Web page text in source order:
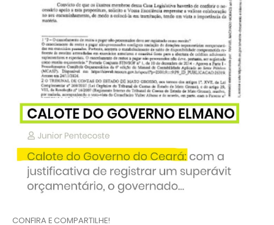
CONFIRA E COMPARTILHE!